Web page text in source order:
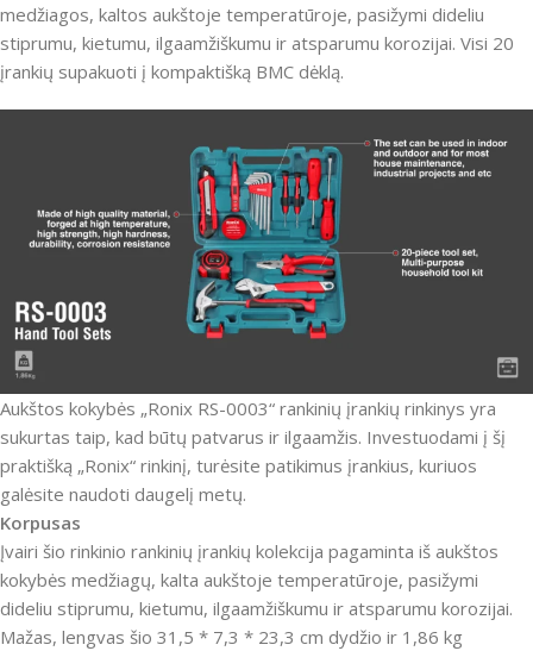
medžiagos, kaltos aukštoje temperatūroje, pasižymi dideliu
stiprumu, kietumu, ilgaamžiškumu ir atsparumu korozijai. Visi 20
įrankių supakuoti į kompaktišką BMC dėklą.
Aukštos kokybės „Ronix RS-0003“ rankinių įrankių rinkinys yra
sukurtas taip, kad būtų patvarus ir ilgaamžis. Investuodami į šį
praktišką „Ronix“ rinkinį, turėsite patikimus įrankius, kuriuos
galėsite naudoti daugelį metų.
Korpusas
Įvairi šio rinkinio rankinių įrankių kolekcija pagaminta iš aukštos
kokybės medžiagų, kalta aukštoje temperatūroje, pasižymi
dideliu stiprumu, kietumu, ilgaamžiškumu ir atsparumu korozijai.
Mažas, lengvas šio 31,5 * 7,3 * 23,3 cm dydžio ir 1,86 kg